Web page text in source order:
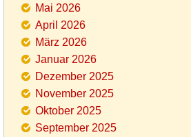
Mai 2026
April 2026
März 2026
Januar 2026
Dezember 2025
November 2025
Oktober 2025
September 2025